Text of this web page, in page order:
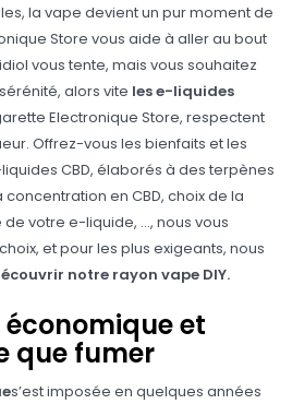
la vape devient un pur moment de
Store vous aide à aller au bout
vous tente, mais vous souhaitez
alors vite les e-liquides
Electronique Store, respectent
Offrez-vous les bienfaits et les
CBD, élaborés à des terpènes
en CBD, choix de la
votre e-liquide, …, nous vous
et pour les plus exigeants, nous
notre rayon vape DIY.
et
que fumer
s’est imposée en quelques années